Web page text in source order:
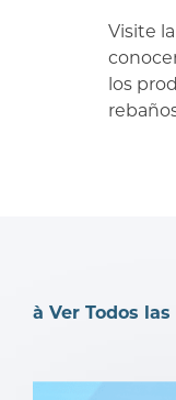
Visite la
los
à Ver Todos